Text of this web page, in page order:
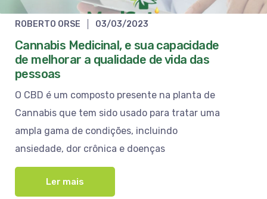
ROBERTO ORSE 03/03/2023
Cannabis Medicinal, e sua capacidade
de melhorar a qualidade de vida das
pessoas
O CBD é um composto presente na planta de
Cannabis que tem sido usado para tratar uma
ampla gama de condições, incluindo
ansiedade, dor crônica e doenças
Ler mais